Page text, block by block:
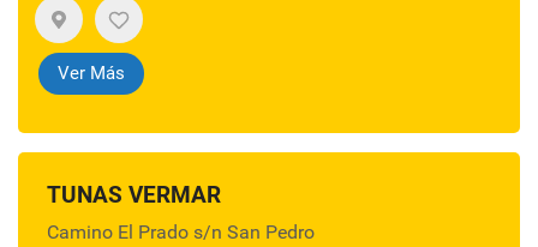
Ver Más
TUNAS VERMAR
Camino El Prado s/n San Pedro